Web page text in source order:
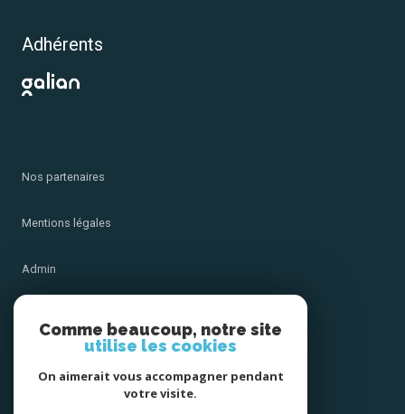
Adhérents
Nos partenaires
Mentions légales
Admin
Comme beaucoup, notre site
utilise les cookies
On aimerait vous accompagner pendant
votre visite.